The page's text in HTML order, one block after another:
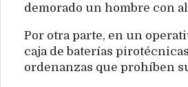
demorado un hombre con
Por otra parte, en un
caja de baterías
ordenanzas que prohíben